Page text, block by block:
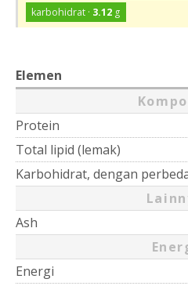
karbohidrat · 3.12 g
Elemen
Protein
Total lipid (lemak)
Karbohidrat, dengan
Ash
Energi